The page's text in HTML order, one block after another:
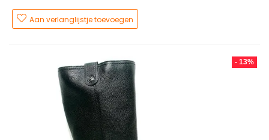
Aan verlanglijstje toevoegen
- 13%